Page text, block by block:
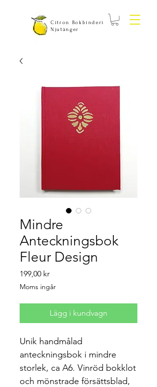
Citron Bokbinderi
Njutånger
Mindre
Anteckningsbok
Fleur Design
199,00 krPris
Moms ingår
Lägg i kundvagn
Unik handmålad
anteckningsbok i mindre
storlek, ca A6. Vinröd bokklot
och mönstrade försättsblad,